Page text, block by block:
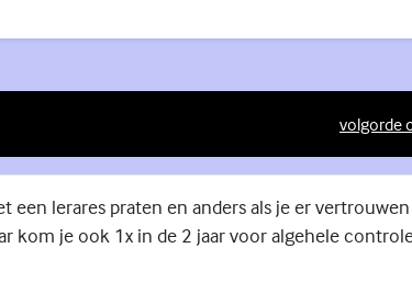
volgorde
(Externe
een lerares praten en anders als je er
kom je ook 1x in de 2 jaar voor algehele